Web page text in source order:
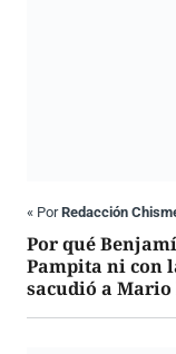
« PorRedacción
Por qué
Pampita ni con
sacudió a